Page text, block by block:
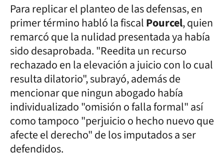
Para replicar el planteo de las defensas, en
primer término habló la fiscalPourcel, quien
remarcó que la nulidad presentada ya había
sido desaprobada. "Reedita un recurso
rechazado en la elevación a juicio con lo cual
resulta dilatorio", subrayó, además de
mencionar que ningun abogado había
individualizado "omisión o falla formal" así
como tampoco "perjuicio o hecho nuevo que
afecte el derecho" de los imputados a ser
defendidos.